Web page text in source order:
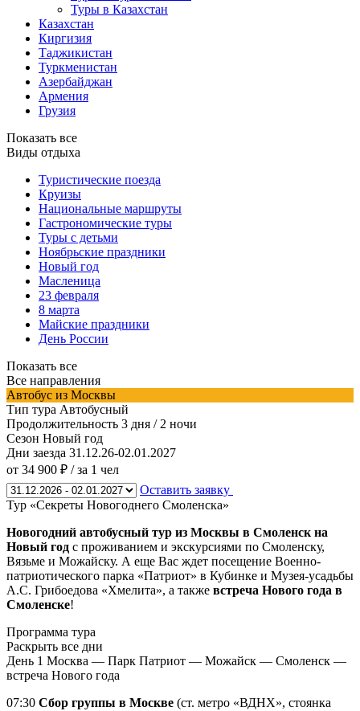
Туры в Казахстан
Казахстан
Киргизия
Таджикистан
Туркменистан
Азербайджан
Армения
Грузия
Показать все
Виды отдыха
Туристические поезда
Круизы
Национальные маршруты
Гастрономические туры
Туры с детьми
Ноябрьские праздники
Новый год
Масленица
23 февраля
8 марта
Майские праздники
День России
Показать все
Все направления
Автобус из Москвы
Тип тура Автобусный
Продолжительность 3 дня / 2 ночи
Сезон Новый год
Дни заезда 31.12.26-02.01.2027
от 34 900 ₽ / за 1 чел
Оставить заявку
Тур «Секреты Новогоднего Смоленска»
Новогодний автобусный тур из Москвы в Смоленск на
Новый год с проживанием и экскурсиями по Смоленску,
Вязьме и Можайску. А еще Вас ждет посещение Военно-
патриотического парка «Патриот» в Кубинке и Музея-усадьбы
А.С. Грибоедова «Хмелита», а также встреча Нового года в
Смоленске!
Программа тура
Раскрыть все дни
День 1 Москва — Парк Патриот — Можайск — Смоленск —
встреча Нового года
07:30 Сбор группы в Москве (ст. метро «ВДНХ», стоянка